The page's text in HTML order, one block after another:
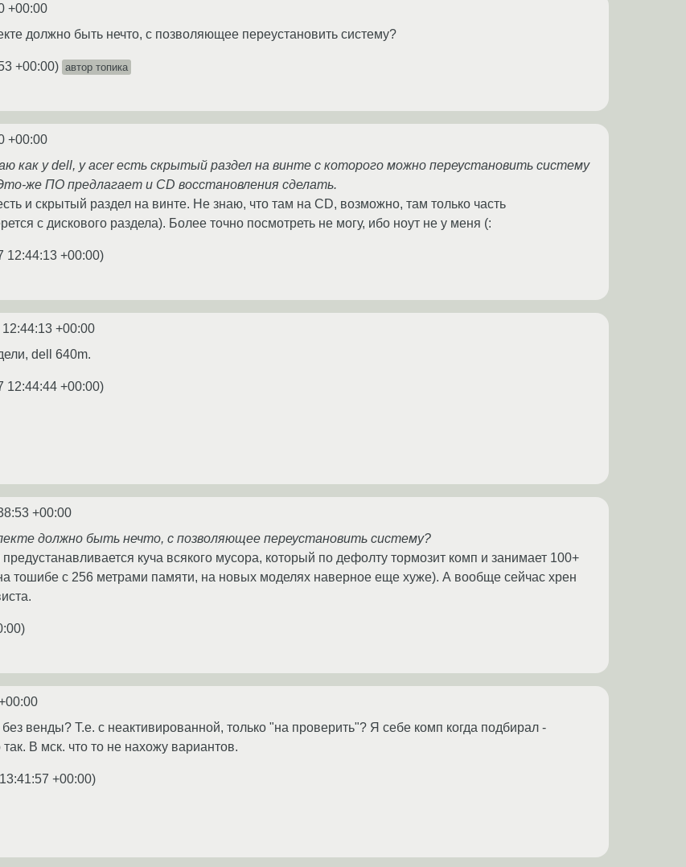
+00:00
должно быть нечто, с позволяющее переустановить систему?
+00:00) автор топика
+00:00
как у dell, у acer есть скрытый раздел на винте с которого можно переустановить систему
же ПО предлагает и CD восстановления сделать.
и скрытый раздел на винте. Не знаю, что там на CD, возможно, там только часть
с дискового раздела). Более точно посмотреть не могу, ибо ноут не у меня (:
12:44:13 +00:00)
+00:00
dell 640m.
12:44:44 +00:00)
+00:00
должно быть нечто, с позволяющее переустановить систему?
куча всякого мусора, который по дефолту тормозит комп и занимает 100+
тошибе с 256 метрами памяти, на новых моделях наверное еще хуже). А вообще сейчас хрен
)
венды? Т.е. с неактивированной, только "на проверить"? Я себе комп когда подбирал -
В мск. что то не нахожу вариантов.
+00:00)